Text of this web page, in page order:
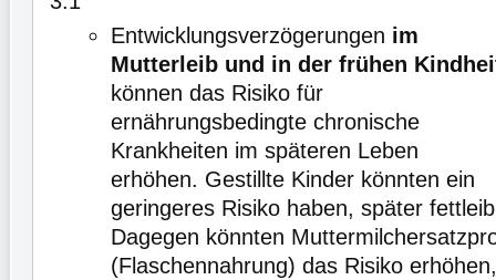
Entwicklungsverzögerungen im
Mutterleib und in der frühen
können das Risiko für
ernährungsbedingte chronische
Krankheiten im späteren Leben
erhöhen. Gestillte Kinder könnten ein
geringeres Risiko haben, später
Dagegen könnten
(Flaschennahrung) das Risiko